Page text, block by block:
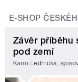
E-SHOP
Závěr příběhu
pod zemí
Karin Lednická,